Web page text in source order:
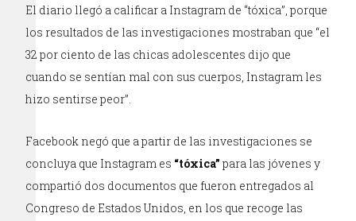
El diario llegó a calificar a Instagram de “tóxica”, porque
los resultados de las investigaciones mostraban que “el
32 por ciento de las chicas adolescentes dijo que
cuando se sentían mal con sus cuerpos, Instagram les
hizo sentirse peor”.
Facebook negó que a partir de las investigaciones se
concluya que Instagram es “tóxica”para las jóvenes y
compartió dos documentos que fueron entregados al
Congreso de Estados Unidos, en los que recoge las